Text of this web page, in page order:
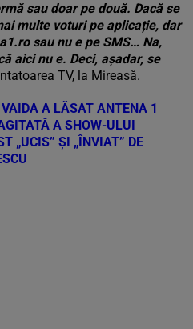
sau doar pe două. Dacă se
multe voturi pe aplicație, dar
sau nu e pe SMS… Na,
aici nu e. Deci, așadar, se
TV, la Mireasă.
A LĂSAT ANTENA 1
A SHOW-ULUI
„UCIS” ȘI „ÎNVIAT” DE